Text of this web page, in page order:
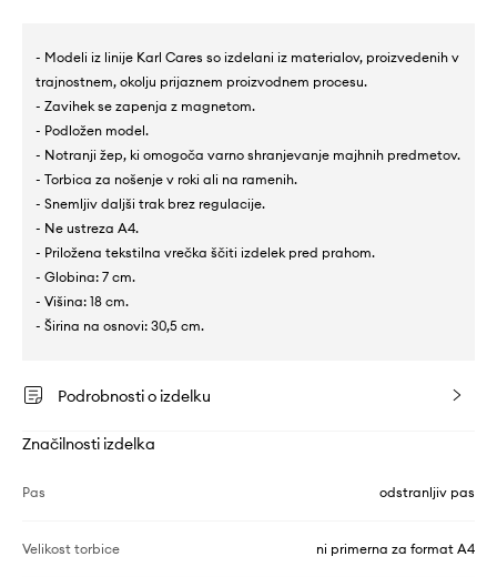
- Modeli iz linije Karl Cares so izdelani iz materialov, proizvedenih v
trajnostnem, okolju prijaznem proizvodnem procesu.
- Zavihek se zapenja z magnetom.
- Podložen model.
- Notranji žep, ki omogoča varno shranjevanje majhnih predmetov.
- Torbica za nošenje v roki ali na ramenih.
- Snemljiv daljši trak brez regulacije.
- Ne ustreza A4.
- Priložena tekstilna vrečka ščiti izdelek pred prahom.
- Globina: 7 cm.
- Višina: 18 cm.
- Širina na osnovi: 30,5 cm.
Podrobnosti o izdelku
Značilnosti izdelka
Pas odstranljiv pas
Velikost torbice ni primerna za format A4